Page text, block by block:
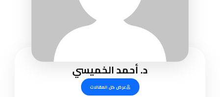
د. أحمد الخميسي
عرض كل المقالات